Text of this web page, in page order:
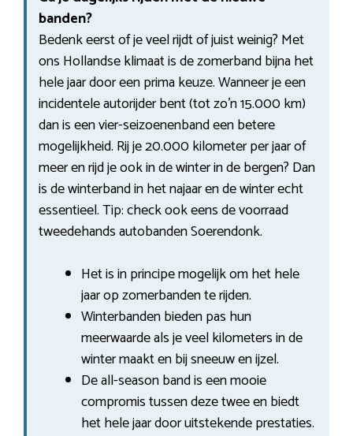
banden?
Bedenk eerst of je veel rijdt of juist weinig? Met
ons Hollandse klimaat is de zomerband bijna het
hele jaar door een prima keuze. Wanneer je een
incidentele autorijder bent (tot zo’n 15.000 km)
dan is een vier-seizoenenband een betere
mogelijkheid. Rij je 20.000 kilometer per jaar of
meer en rijd je ook in de winter in de bergen? Dan
is de winterband in het najaar en de winter echt
essentieel. Tip: check ook eens de voorraad
tweedehands autobanden Soerendonk.
Het is in principe mogelijk om het hele
jaar op zomerbanden te rijden.
Winterbanden bieden pas hun
meerwaarde als je veel kilometers in de
winter maakt en bij sneeuw en ijzel.
De all-season band is een mooie
compromis tussen deze twee en biedt
het hele jaar door uitstekende prestaties.